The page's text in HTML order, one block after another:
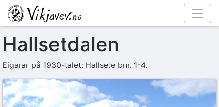
Hallsetdalen
Eigarar på 1930-talet: Hallsete bnr. 1-4.